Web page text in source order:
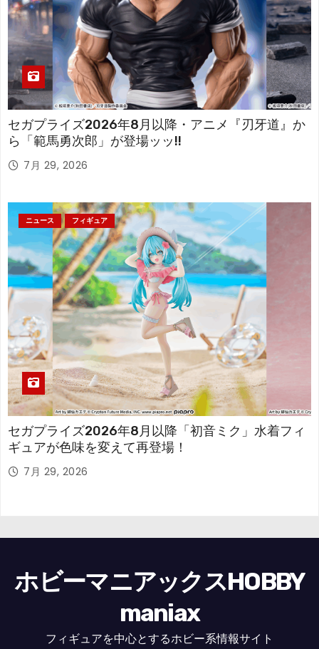
セガプライズ2026年8月以降・アニメ『刃牙道』か
ら「範馬勇次郎」が登場ッッ!!
7月 29, 2026
ニュース フィギュア
セガプライズ2026年8月以降「初音ミク」水着フィ
ギュアが色味を変えて再登場！
7月 29, 2026
ホビーマニアックスHOBBY
maniax
フィギュアを中心とするホビー系情報サイト